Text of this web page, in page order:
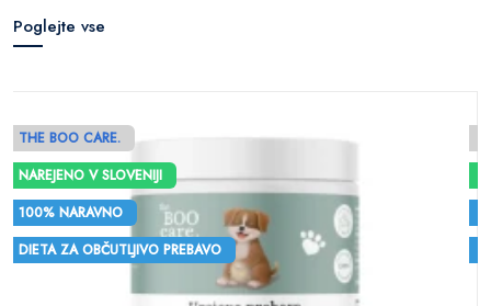
Poglejte vse
THE BOO CARE.
NAREJENO V SLOVENIJI
100% NARAVNO
DIETA ZA OBČUTLJIVO PREBAVO